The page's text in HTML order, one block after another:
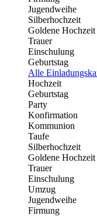
Jugendweihe
Silberhochzeit
Goldene Hochzeit
Trauer
Einschulung
Geburtstag
Alle
Hochzeit
Geburtstag
Party
Konfirmation
Kommunion
Taufe
Silberhochzeit
Goldene Hochzeit
Trauer
Einschulung
Umzug
Jugendweihe
Firmung